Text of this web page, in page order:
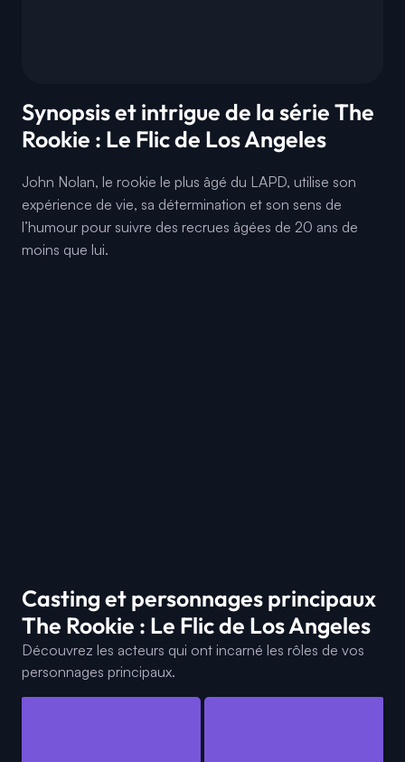
Synopsis et intrigue de la série The
Rookie : Le Flic de Los Angeles
John Nolan, le rookie le plus âgé du LAPD, utilise son
expérience de vie, sa détermination et son sens de
l’humour pour suivre des recrues âgées de 20 ans de
moins que lui.
Casting et personnages principaux
The Rookie : Le Flic de Los Angeles
Découvrez les acteurs qui ont incarné les rôles de vos
personnages principaux.